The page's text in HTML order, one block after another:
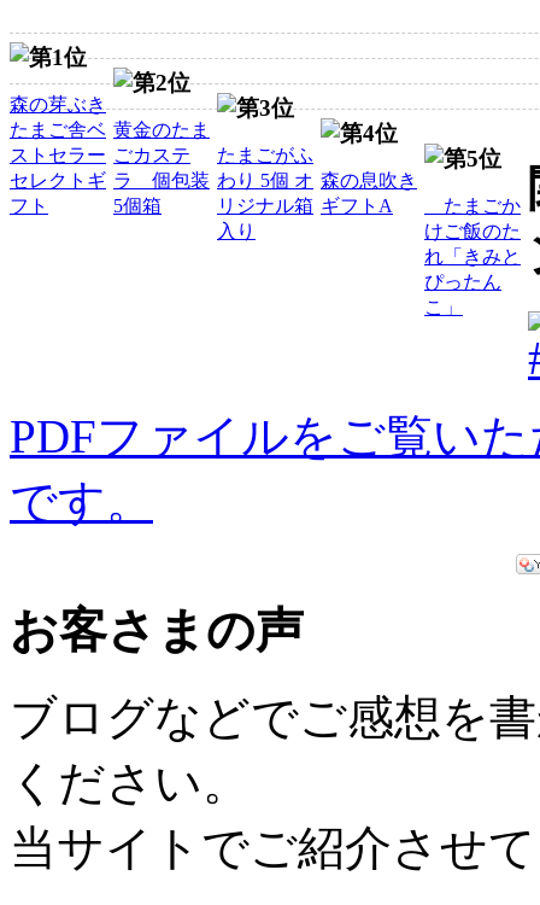
森の芽ぶき
たまご舎ベ
ストセラー
セレクトギ
フト
黄金のたま
ごカステ
ラ 個包装
5個箱
たまごがふ
わり 5個 オ
リジナル箱
入り
森の息吹き
ギフトA
たまごか
けご飯のた
れ「きみと
ぴったん
こ」
PDFファイルをご覧いた
です。
お客さまの声
ブログなどでご感想を
ください。
当サイトでご紹介させ